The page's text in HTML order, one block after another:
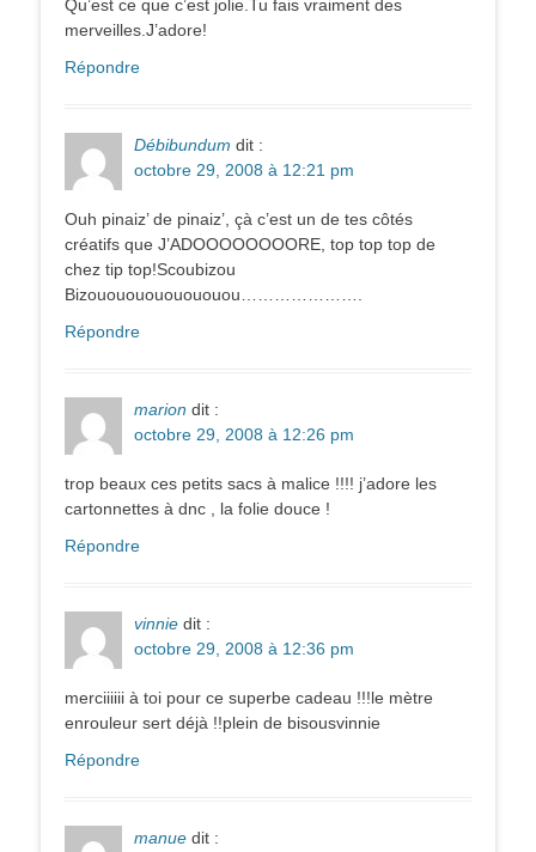
Qu’est ce que c’est jolie.Tu fais vraiment des
merveilles.J’adore!
Répondre
Débibundum dit :
octobre 29, 2008 à 12:21 pm
Ouh pinaiz’ de pinaiz’, çà c’est un de tes côtés
créatifs que J’ADOOOOOOOORE, top top top de
chez tip top!Scoubizou
Bizouououououououou………………….
Répondre
marion dit :
octobre 29, 2008 à 12:26 pm
trop beaux ces petits sacs à malice !!!! j’adore les
cartonnettes à dnc , la folie douce !
Répondre
vinnie dit :
octobre 29, 2008 à 12:36 pm
merciiiiii à toi pour ce superbe cadeau !!!le mètre
enrouleur sert déjà !!plein de bisousvinnie
Répondre
manue dit :